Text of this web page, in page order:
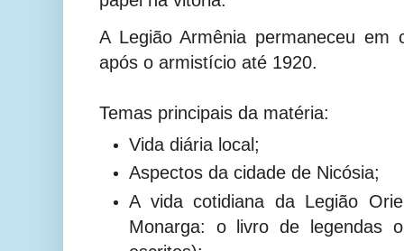
A Legião Armênia permaneceu em
após o armistício até 1920.
Temas principais da matéria:
Vida diária local;
Aspectos da cidade de Nicósia;
A vida cotidiana da Legião
Monarga: o livro de legendas